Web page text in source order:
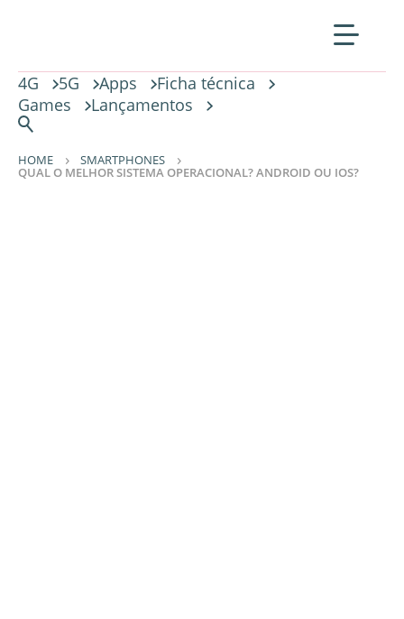
4G 5G Apps
Ficha técnica
Games
Lançamentos
HOME SMARTPHONES
QUAL O MELHOR SISTEMA OPERACIONAL? ANDROID OU IOS?